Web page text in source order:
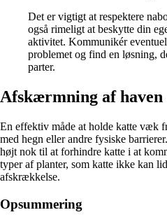
Det er vigtigt at respektere
også rimeligt at beskytte din
aktivitet. Kommunikér
problemet og find en løsning,
parter.
Afskærmning af haven
En effektiv måde at holde katte væk
med hegn eller andre fysiske
højt nok til at forhindre katte i at
typer af planter, som katte ikke kan
afskrækkelse.
Opsummering